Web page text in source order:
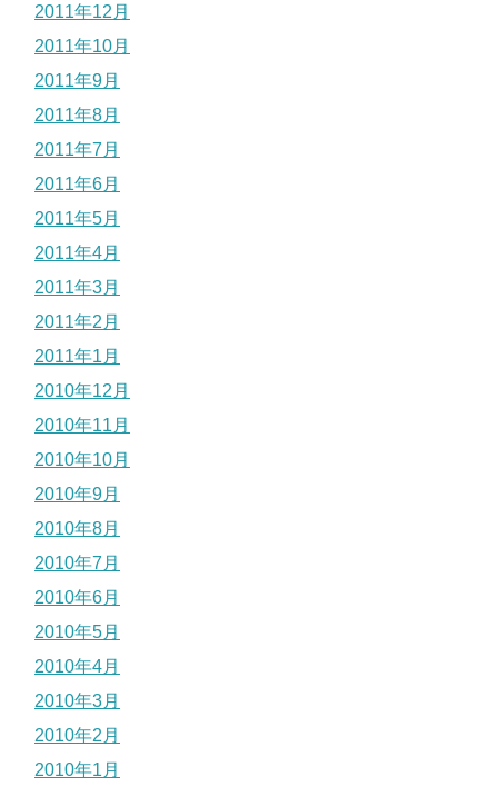
2011年12月
2011年10月
2011年9月
2011年8月
2011年7月
2011年6月
2011年5月
2011年4月
2011年3月
2011年2月
2011年1月
2010年12月
2010年11月
2010年10月
2010年9月
2010年8月
2010年7月
2010年6月
2010年5月
2010年4月
2010年3月
2010年2月
2010年1月